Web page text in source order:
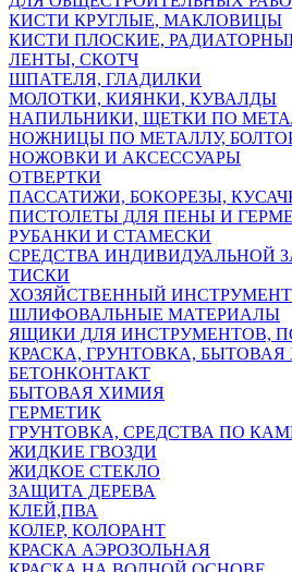
КИСТИ КРУГЛЫЕ, МАКЛОВИЦЫ
КИСТИ ПЛОСКИЕ,
ЛЕНТЫ, СКОТЧ
ШПАТЕЛЯ, ГЛАДИЛКИ
МОЛОТКИ, КИЯНКИ, КУВАЛДЫ
НАПИЛЬНИКИ, ЩЕТКИ ПО
НОЖНИЦЫ ПО МЕТАЛЛУ,
НОЖОВКИ И АКСЕССУАРЫ
ОТВЕРТКИ
ПАССАТИЖИ, БОКОРЕЗЫ,
ПИСТОЛЕТЫ ДЛЯ ПЕНЫ И
РУБАНКИ И СТАМЕСКИ
СРЕДСТВА ИНДИВИДУАЛЬНОЙ
ТИСКИ
ХОЗЯЙСТВЕННЫЙ ИНСТРУМЕНТ
ШЛИФОВАЛЬНЫЕ МАТЕРИАЛЫ
ЯЩИКИ ДЛЯ ИНСТРУМЕНТОВ,
КРАСКА, ГРУНТОВКА,
БЕТОНКОНТАКТ
БЫТОВАЯ ХИМИЯ
ГЕРМЕТИК
ГРУНТОВКА, СРЕДСТВА ПО
ЖИДКИЕ ГВОЗДИ
ЖИДКОЕ СТЕКЛО
ЗАЩИТА ДЕРЕВА
КЛЕЙ,ПВА
КОЛЕР, КОЛОРАНТ
КРАСКА АЭРОЗОЛЬНАЯ